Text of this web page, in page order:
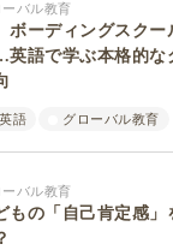
ーバル教育
ボーディングスクー
英語で学ぶ本格的な
英語 グローバル教育
ーバル教育
もの「自己肯定感」